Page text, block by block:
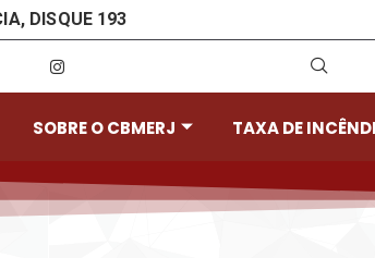
DISQUE 193
SOBRE O CBMERJ TAXA DE